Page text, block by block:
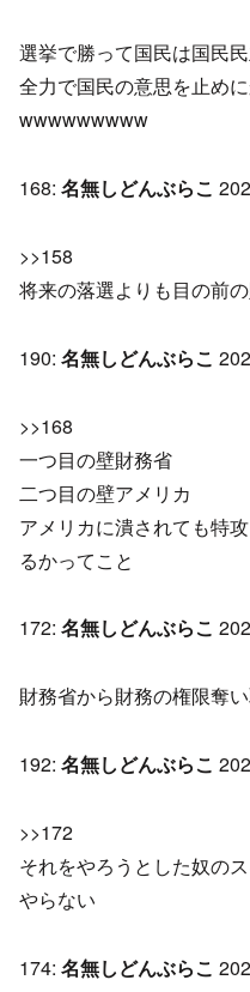
選挙で勝って国民は国民
全力で国民の意思を止め
wwwwwwwww
168: 名無しどんぶらこ
>>158
将来の落選よりも目の前
190: 名無しどんぶらこ
>>168
一つ目の壁財務省
二つ目の壁アメリカ
アメリカに潰されても特
るかってこと
172: 名無しどんぶらこ
財務省から財務の権限奪
192: 名無しどんぶらこ
>>172
それをやろうとした奴の
やらない
174: 名無しどんぶらこ